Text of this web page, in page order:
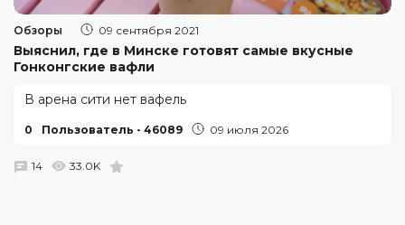
Обзоры 09 сентября 2021
Выяснил, где в Минске готовят самые вкусные
Гонконгские вафли
В арена сити нет вафель
0 Пользователь - 46089 09 июля 2026
14 33.0K